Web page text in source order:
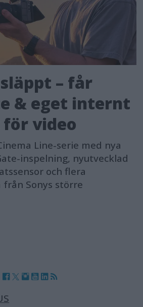
– får
& eget internt
video
Line-serie med nya
inspelning, nyutvecklad
och flera
Sonys större